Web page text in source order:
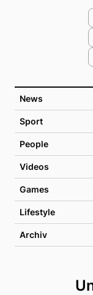
News
Sport
People
Videos
Games
Lifestyle
Archiv